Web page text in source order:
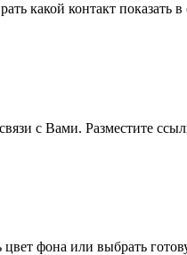
какой контакт
с Вами. Разместите
цвет фона или выбрать